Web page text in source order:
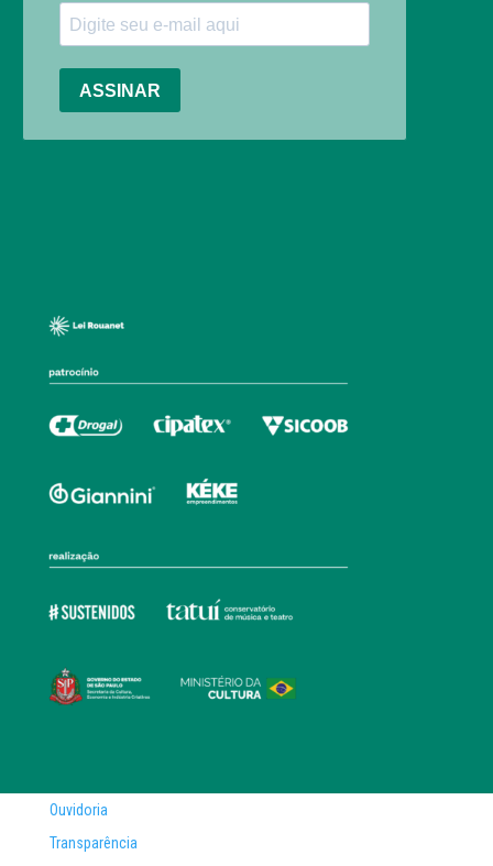
Ouvidoria
Transparência